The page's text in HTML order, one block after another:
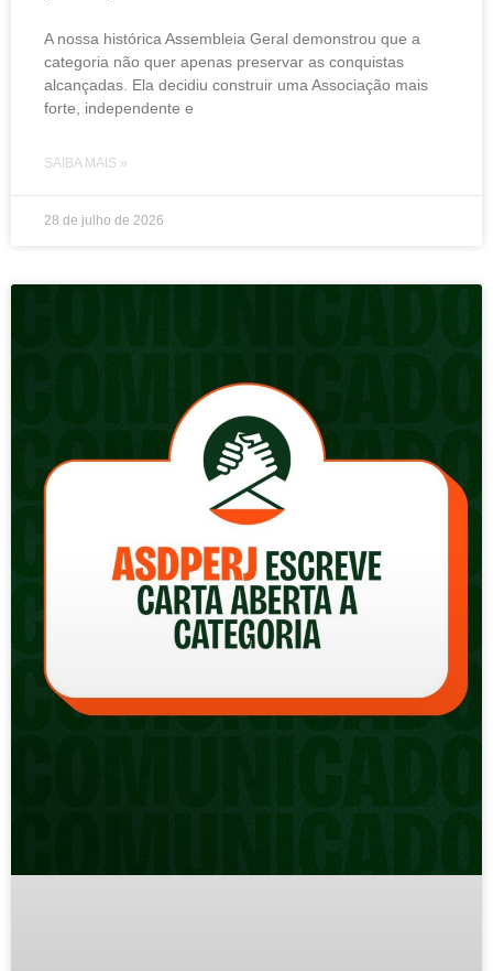
A nossa histórica Assembleia Geral demonstrou que a
categoria não quer apenas preservar as conquistas
alcançadas. Ela decidiu construir uma Associação mais
forte, independente e
SAIBA MAIS »
28 de julho de 2026